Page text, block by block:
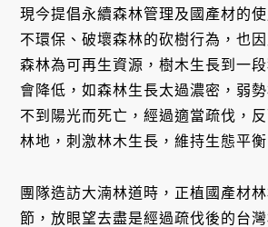
現今提倡永續森林管理及國產材的
不環保、破壞森林的砍樹行為，也
森林為可再生資源，樹木生長到一
會降低，如森林生長太過濃密，弱
不到陽光而死亡，經過適當疏伐，
林地，刺激林木生長，維持生態平衡
團隊造訪大湳林道時，正植國產材
節，放眼望去盡是經過疏伐後的台